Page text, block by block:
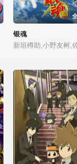
银魂